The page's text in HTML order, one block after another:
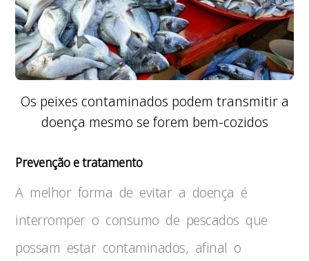
Os peixes contaminados podem transmitir a
doença mesmo se forem bem-cozidos
Prevenção e tratamento
A melhor forma de evitar a doença é
interromper o consumo de pescados que
possam estar contaminados, afinal o